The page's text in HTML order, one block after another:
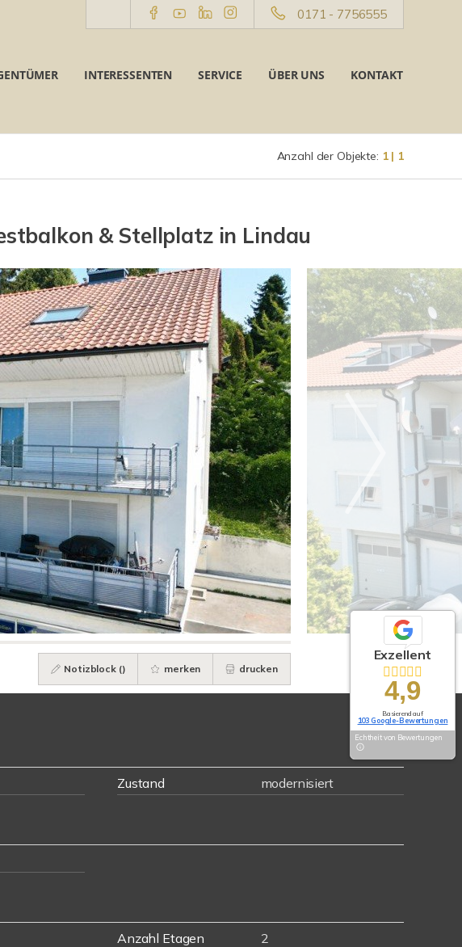
0171 - 7756555
INTERESSENTEN SERVICE ÜBER UNS KONTAKT
Anzahl der Objekte: 1 | 1
& Stellplatz in Lindau
Notizblock () merken drucken
Zustand modernisiert
Anzahl Etagen
2
Exzellent
4,9
Basierend auf
103 Google-Bewertungen
Echtheit von Bewertungen